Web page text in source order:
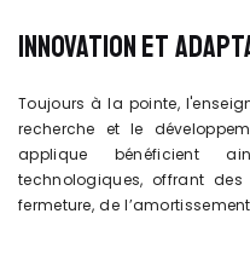
INNOVATION ET
Toujours à la pointe,
recherche et le
applique bénéficient
technologiques, offrant
fermeture, de